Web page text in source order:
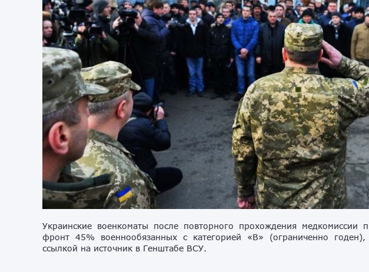
Украинские военкоматы после повторного прохождения медкомиссии
фронт 45% военнообязанных с категорией «B» (ограниченно
ссылкой на источник в Генштабе ВСУ.